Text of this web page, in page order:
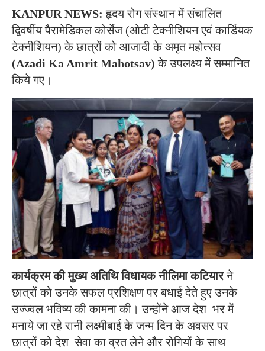
KANPUR NEWS:हृदय रोग संस्थान में संचालित
द्विवर्षीय पैरामेडिकल कोर्सेज (ओटी टेक्नीशियन एवं कार्डियक
टेक्नीशियन) के छात्रों को आजादी के अमृत महोत्सव
(Azadi Ka Amrit Mahotsav)के उपलक्ष्य में सम्मानित
किये गए।
कार्यक्रम की मुख्य अतिथि विधायक नीलिमा कटियारने
छात्रों को उनके सफल प्रशिक्षण पर बधाई देते हुए उनके
उज्ज्वल भविष्य की कामना की। उन्होंने आज देश भर में
मनाये जा रहे रानी लक्ष्मीबाई के जन्म दिन के अवसर पर
छात्रों को देश सेवा का व्रत लेने और रोगियों के साथ